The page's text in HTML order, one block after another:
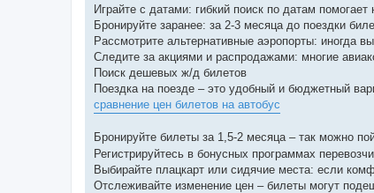
Играйте с датами: гибкий поиск по датам
Бронируйте заранее: за 2-3 месяца до поездки
Рассмотрите альтернативные аэропорты: иногда
Следите за акциями и распродажами: многие
Поиск дешевых ж/д билетов
Поездка на поезде – это удобный и бюджетный
сравнение цен билетов на автобус
Бронируйте билеты за 1,5-2 месяца – так можно
Регистрируйтесь в бонусных программах
Выбирайте плацкарт или сидячие места: если
Отслеживайте изменение цен – билеты могут